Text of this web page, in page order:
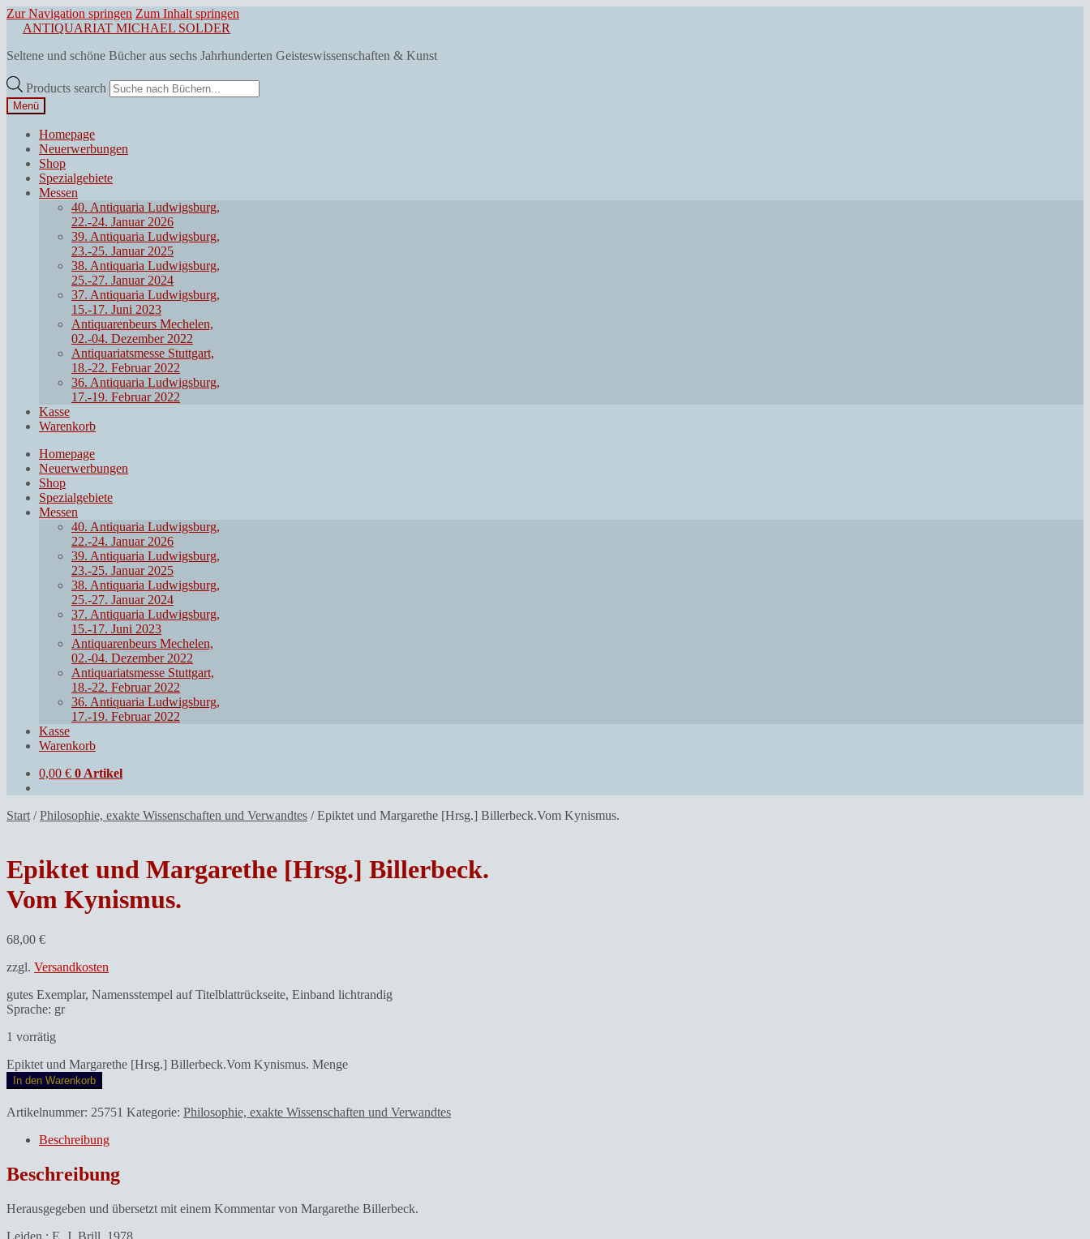
Zur Navigation springen Zum Inhalt springen
ANTIQUARIAT MICHAEL SOLDER
Seltene und schöne Bücher aus sechs Jahrhunderten Geisteswissenschaften & Kunst
Products search
Menü
Homepage
Neuerwerbungen
Shop
Spezialgebiete
Messen
40. Antiquaria Ludwigsburg,
22.-24. Januar 2026
39. Antiquaria Ludwigsburg,
23.-25. Januar 2025
38. Antiquaria Ludwigsburg,
25.-27. Januar 2024
37. Antiquaria Ludwigsburg,
15.-17. Juni 2023
Antiquarenbeurs Mechelen,
02.-04. Dezember 2022
Antiquariatsmesse Stuttgart,
18.-22. Februar 2022
36. Antiquaria Ludwigsburg,
17.-19. Februar 2022
Kasse
Warenkorb
Homepage
Neuerwerbungen
Shop
Spezialgebiete
Messen
40. Antiquaria Ludwigsburg,
22.-24. Januar 2026
39. Antiquaria Ludwigsburg,
23.-25. Januar 2025
38. Antiquaria Ludwigsburg,
25.-27. Januar 2024
37. Antiquaria Ludwigsburg,
15.-17. Juni 2023
Antiquarenbeurs Mechelen,
02.-04. Dezember 2022
Antiquariatsmesse Stuttgart,
18.-22. Februar 2022
36. Antiquaria Ludwigsburg,
17.-19. Februar 2022
Kasse
Warenkorb
0,00 € 0 Artikel
Start /Philosophie, exakte Wissenschaften und Verwandtes /Epiktet und Margarethe [Hrsg.] Billerbeck.Vom Kynismus.
Epiktet und Margarethe [Hrsg.] Billerbeck.
Vom Kynismus.
68,00 €
zzgl. Versandkosten
gutes Exemplar, Namensstempel auf Titelblattrückseite, Einband lichtrandig
Sprache: gr
1 vorrätig
Epiktet und Margarethe [Hrsg.] Billerbeck.Vom Kynismus. Menge
In den Warenkorb
Artikelnummer: 25751 Kategorie: Philosophie, exakte Wissenschaften und Verwandtes
Beschreibung
Beschreibung
Herausgegeben und übersetzt mit einem Kommentar von Margarethe Billerbeck.
Leiden : E. J. Brill, 1978.